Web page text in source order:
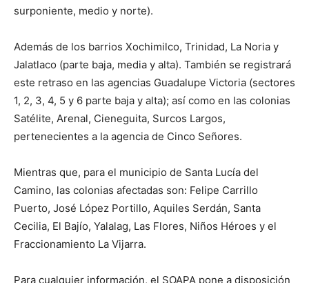
surponiente, medio y norte).
Además de los barrios Xochimilco, Trinidad, La Noria y
Jalatlaco (parte baja, media y alta). También se registrará
este retraso en las agencias Guadalupe Victoria (sectores
1, 2, 3, 4, 5 y 6 parte baja y alta); así como en las colonias
Satélite, Arenal, Cieneguita, Surcos Largos,
pertenecientes a la agencia de Cinco Señores.
Mientras que, para el municipio de Santa Lucía del
Camino, las colonias afectadas son: Felipe Carrillo
Puerto, José López Portillo, Aquiles Serdán, Santa
Cecilia, El Bajío, Yalalag, Las Flores, Niños Héroes y el
Fraccionamiento La Vijarra.
Para cualquier información, el SOAPA pone a disposición